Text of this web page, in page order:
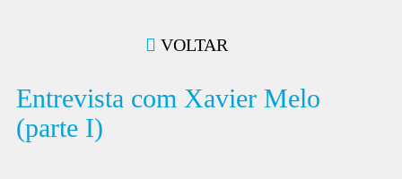
VOLTAR
Entrevista com Xavier Melo
(parte I)